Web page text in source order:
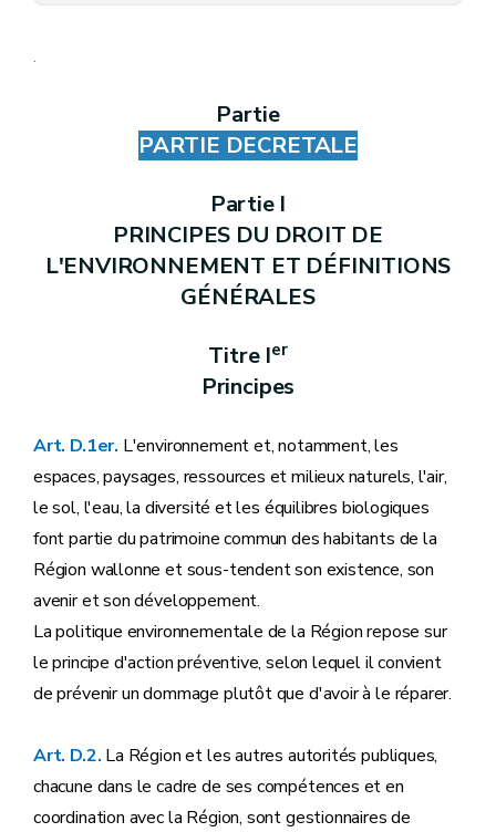
Société Publique d'Aide à la Qualité de l'Environnement (
Art. D.233
Art. D.237
Art. D.238
Art. D.239
Art. D.247
Art. D.248
Art. D.249
Art. D.250
Partie REGLEMENTAIRE
Annexe I partie décrétale
Annexe II partie décrétale
Annexe III partie décrétale
Annexe I à XX partie réglementaire
.
Partie
PARTIE DECRETALE
Partie I
PRINCIPES DU DROIT DE
L'ENVIRONNEMENT ET DÉFINITIONS
GÉNÉRALES
Titre Ier
Principes
Art. D.1er. L'environnement et, notamment, les
espaces, paysages, ressources et milieux naturels, l'air,
le sol, l'eau, la diversité et les équilibres biologiques
font partie du patrimoine commun des habitants de la
Région wallonne et sous-tendent son existence, son
avenir et son développement.
La politique environnementale de la Région repose sur
le principe d'action préventive, selon lequel il convient
de prévenir un dommage plutôt que d'avoir à le réparer.
Art. D.2. La Région et les autres autorités publiques,
chacune dans le cadre de ses compétences et en
coordination avec la Région, sont gestionnaires de